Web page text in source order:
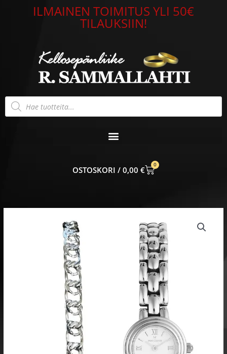
ILMAINEN TOIMITUS YLI 50€
TILAUKSIIN!
Products
search
0,00 €
0
CART
hinta
oli:
202,00 €.